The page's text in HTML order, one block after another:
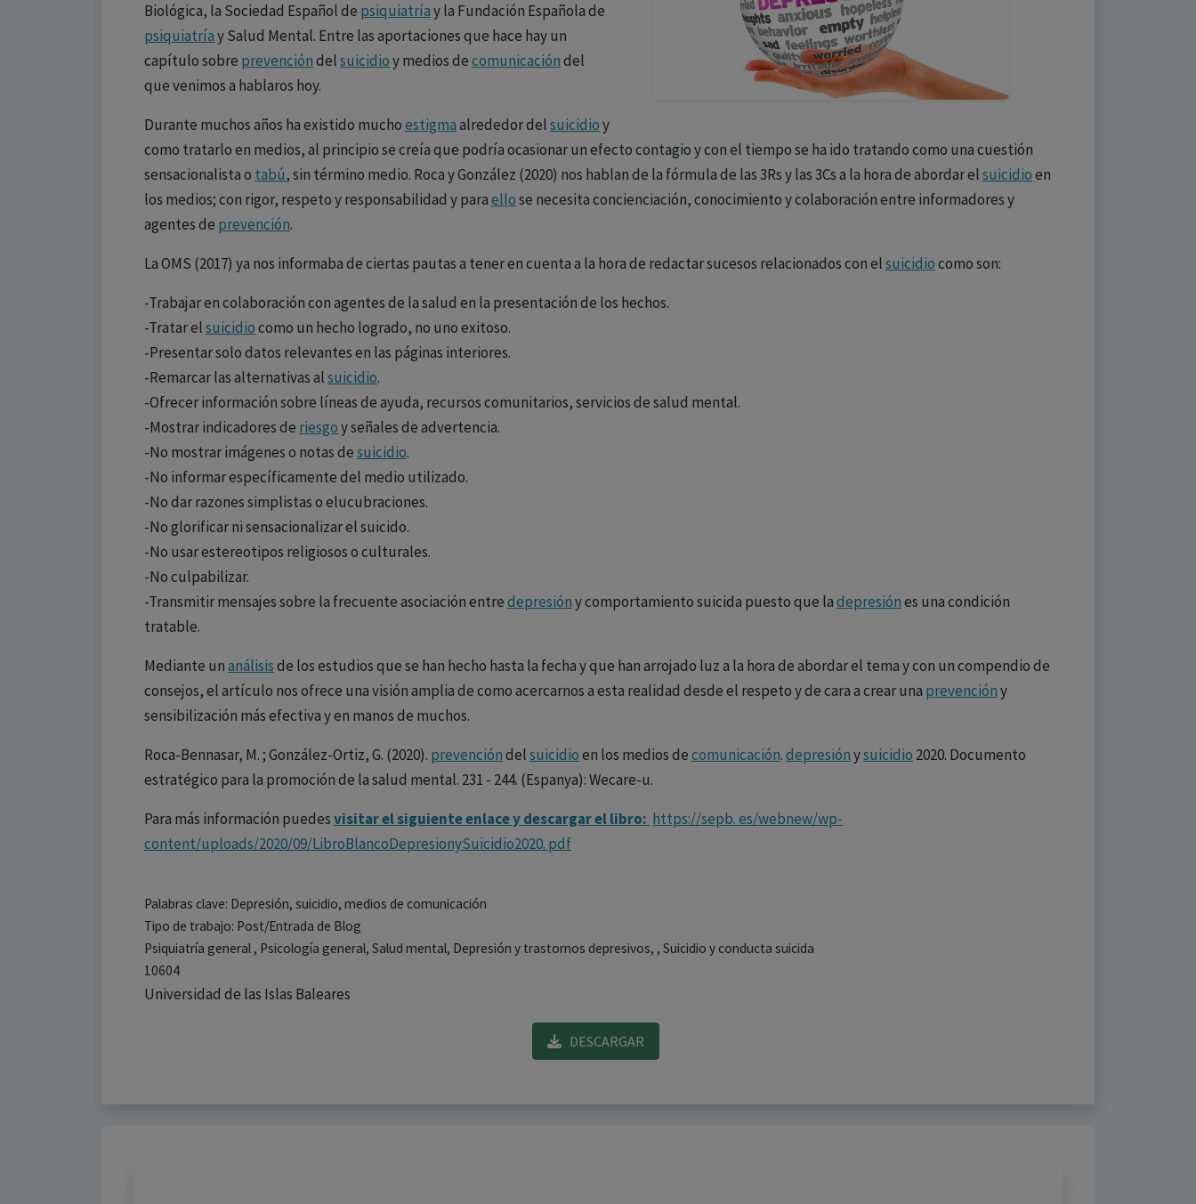
Biológica, la Sociedad Español de psiquiatríay la Fundación Española de
psiquiatríay Salud Mental. Entre las aportaciones que hace hay un
capítulo sobre prevencióndelsuicidioy medios decomunicacióndel
que venimos a hablaros hoy.
Durante muchos años ha existido muchoestigmaalrededor delsuicidioy
como tratarlo en medios, al principio se creía que podría ocasionar un efecto contagio y con el tiempo se ha ido tratando como una cuestión
sensacionalista o tabú, sin término medio. Roca y González (2020) nos hablan de la fórmula de las 3Rs y las 3Cs a la hora de abordar elsuicidioen
los medios; con rigor, respeto y responsabilidad y paraellose necesita concienciación, conocimiento y colaboración entre informadores y
agentes de prevención.
La OMS (2017) ya nos informaba de ciertas pautas a tener en cuenta a la hora de redactar sucesos relacionados con elsuicidiocomo son:
-Trabajar en colaboración con agentes de la salud en la presentación de los hechos.
-Tratar elsuicidiocomo un hecho logrado, no uno exitoso.
-Presentar solo datos relevantes en las páginas interiores.
-Remarcar las alternativas alsuicidio.
-Ofrecer información sobre líneas de ayuda, recursos comunitarios, servicios de salud mental.
-Mostrar indicadores de riesgoy señales de advertencia.
-No mostrar imágenes o notas desuicidio.
-No informar específicamente del medio utilizado.
-No dar razones simplistas o elucubraciones.
-No glorificar ni sensacionalizar el suicido.
-No usar estereotipos religiosos o culturales.
-No culpabilizar.
-Transmitir mensajes sobre la frecuente asociación entredepresióny comportamiento suicida puesto que ladepresiónes una condición
tratable.
Mediante unanálisisde los estudios que se han hecho hasta la fecha y que han arrojado luz a la hora de abordar el tema y con un compendio de
consejos, el artículo nos ofrece una visión amplia de como acercarnos a esta realidad desde el respeto y de cara a crear una prevencióny
sensibilización más efectiva y en manos de muchos.
Roca-Bennasar, M. ; González-Ortiz, G. (2020). prevencióndelsuicidioen los medios decomunicación.depresiónysuicidio 2020. Documento
estratégico para la promoción de la salud mental. 231 - 244. (Espanya): Wecare-u.
Para más información puedesvisitar el siguiente enlace y descargar el libro: https://sepb. es/webnew/wp-
content/uploads/2020/09/LibroBlancoDepresionySuicidio2020. pdf
Palabras clave: Depresión, suicidio, medios de comunicación
Tipo de trabajo: Post/Entrada de Blog
Psiquiatría general , Psicología general, Salud mental, Depresión y trastornos depresivos, , Suicidio y conducta suicida
10604
Universidad de las Islas Baleares
DESCARGAR